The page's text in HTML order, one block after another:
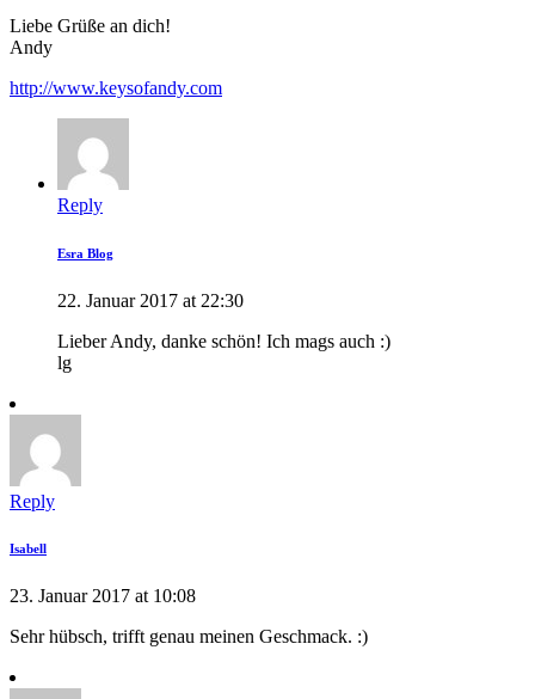
Liebe Grüße an dich!
Andy
http://www.keysofandy.com
Reply
Esra Blog
22. Januar 2017 at 22:30
Lieber Andy, danke schön! Ich mags auch :)
lg
Reply
Isabell
23. Januar 2017 at 10:08
Sehr hübsch, trifft genau meinen Geschmack. :)